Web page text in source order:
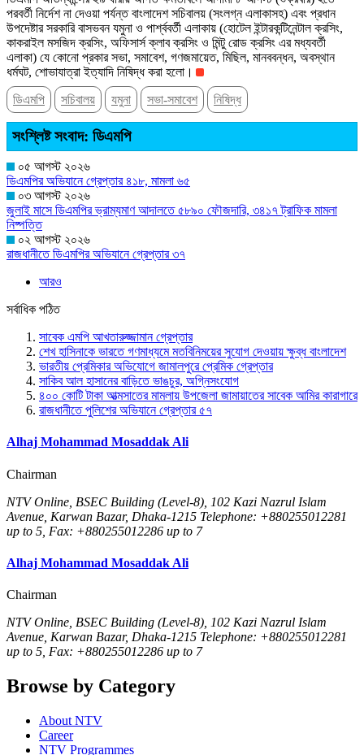
পরবর্তী নির্দেশ না দেওয়া পর্যন্ত বাংলাদেশ সচিবালয় (সংলগ্ন এলাকাসহ) এবং প্রধান
উপদেষ্টার সরকারি বাসভবন যমুনা ও পার্শ্ববর্তী এলাকায় (হোটেল ইন্টারকন্টিনেন্টাল ক্রসিং,
কাকরাইল মসজিদ ক্রসিং, অফিসার্স ক্লাব ক্রসিং ও মিন্টু রোড ক্রসিং এর মধ্যবর্তী
এলাকা) যে কোনো প্রকার সভা, সমাবেশ, গণজমায়েত, মিছিল, মানববন্ধন, অবস্থান
ধর্মঘট, শোভাযাত্রা ইত্যাদি নিষিদ্ধ করা হলো।
ডিএমপি
সচিবালয় যমুনা সভা-সমাবেশ নিষিদ্ধ
সংশ্লিষ্ট সংবাদ: ডিএমপি
০৫ আগস্ট ২০২৬
ডিএমপির অভিযানে গ্রেপ্তার ৪১৮, মামলা ৬৫
০৩ আগস্ট ২০২৬
জুলাই মাসে ডিএমপির ভ্রাম্যমাণ আদালতে ৫৮৯০ ফৌজদারি, ৩৪১৭ ট্রাফিক মামলা
নিষ্পত্তি
০২ আগস্ট ২০২৬
রাজধানীতে ডিএমপির অভিযানে গ্রেপ্তার ৩৭
আরও
সর্বাধিক পঠিত
সাবেক এমপি আখতারুজ্জামান গ্রেপ্তার
শেখ হাসিনাকে ভারতে গণমাধ্যমে মতবিনিময়ের সুযোগ দেওয়ায় ক্ষুব্ধ বাংলাদেশ
ভারতীয় প্রেমিকার অভিযোগে জামালপুরে প্রেমিক গ্রেপ্তার
সাকিব আল হাসানের বাড়িতে ভাঙচুর, অগ্নিসংযোগ
৪০০ কোটি টাকা আত্মসাতের মামলায় উপজেলা জামায়াতের সাবেক আমির কারাগারে
রাজধানীতে পুলিশের অভিযানে গ্রেপ্তার ৫৭
Alhaj Mohammad Mosaddak Ali
Chairman
NTV Online, BSEC Building (Level-8), 102 Kazi Nazrul Islam
Avenue, Karwan Bazar, Dhaka-1215 Telephone: +880255012281
up to 5, Fax: +880255012286 up to 7
Alhaj Mohammad Mosaddak Ali
Chairman
NTV Online, BSEC Building (Level-8), 102 Kazi Nazrul Islam
Avenue, Karwan Bazar, Dhaka-1215 Telephone: +880255012281
up to 5, Fax: +880255012286 up to 7
Browse by Category
About NTV
Career
NTV Programmes